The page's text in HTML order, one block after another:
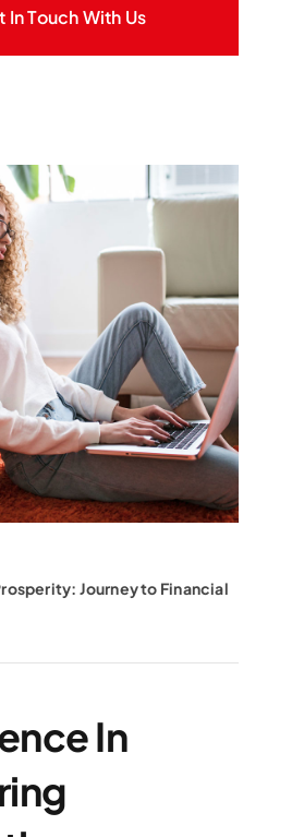
In Touch With Us
Journey to Financial
In